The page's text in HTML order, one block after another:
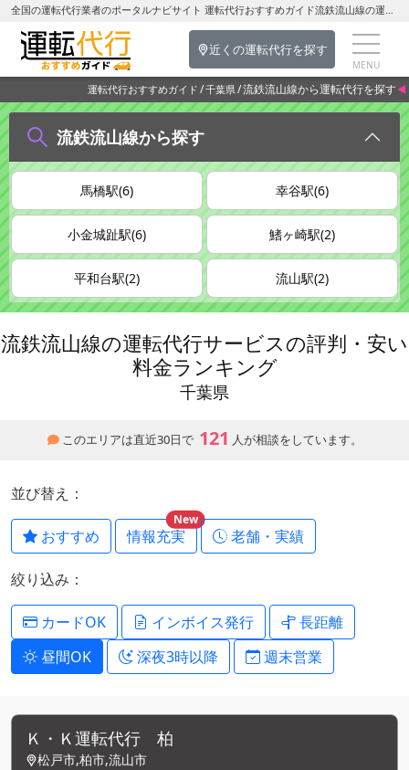
全国の運転代行業者のポータルナビサイト 運転代行おすすめガイド流鉄流山線の運転代行を探す-千葉県の運転代行
近くの運転代行を探す
運転代行おすすめガイド 千葉県 流鉄流山線から運転代行を探す
流鉄流山線から探す
馬橋駅(6) 幸谷駅(6)
小金城趾駅(6) 鰭ヶ崎駅(2)
平和台駅(2) 流山駅(2)
流鉄流山線の運転代行サービスの評判・安い
料金ランキング
千葉県
このエリアは直近30日で 121 人が相談をしています。
並び替え：
おすすめ 情報充実
New
老舗・実績
絞り込み：
カードOK インボイス発行
長距離
昼間OK
深夜3時以降 週末営業
Ｋ・Ｋ運転代行 柏
松戸市,柏市,流山市